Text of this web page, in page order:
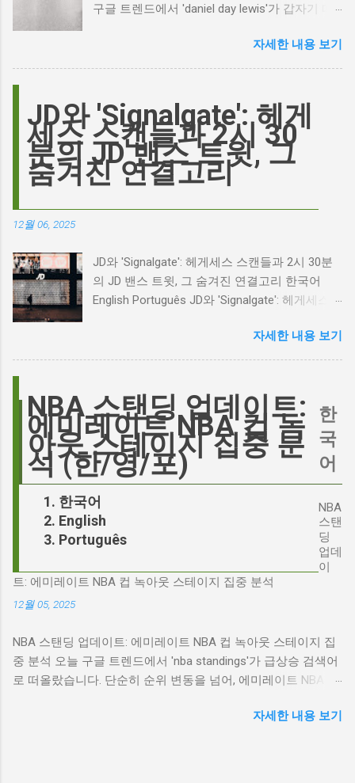
구글 트렌드에서 'daniel day lewis'가 갑자기 떠
이름이 왜 다시 사람들의 입에 오르내리는 걸까
요? 표면적으로는 마고 로비가 제작하고 주연을
이 그 시작입니다. 하지만 그 이면에는 '연기'라
는 예술에 대한 깊은 갈망과, 완벽주의를 향한
끊임없는 열망이 숨겨져 있습니다. Photo by
Plufow Le Studio on Unsplash 폭풍의 언덕, 그
리고 캐스팅 논쟁의 불씨 최근 몇 주 동안 영화
하는 동시에 우려를 표했습니다. 일부에서는 엘
로디의 이미지가 원작 속 히스클리프와는 다소
거리가 있다는 의견을 제시하며 캐스팅에 대한
한 비판에 대해 "기다려 보세요. 믿으세요. 분명
의 이미지가 원작과 부합하는지 여부를 넘어, 우
리가 '히스클리프'라는 인물에게 기대하는 바가
무엇인지, 그리고 배우가 그 기대를 어떻게 충족
시킬 수 있는지에 대한 근본적인 질문을 던집니
다. 다니엘 데이 루이스, '진정성'의 대명사 이 지
점에서 다니엘 데이 루이스의 이름이 등장하는
것은 결코 우연이 아닙니다. 그는 '메소드 연
기'의 극한을 보여주는 배우로서, 맡는 역할마다
완벽하게 몰입하여 실제 인물과 구분이 어려울
정도의 연기를 선보였습니다. <나의 왼발>에서
자세한 내용 보기
JD와 'Signalgate': 헤게
세스 스캔들과 2시 30
분의 JD 밴스 트윗, 그
숨겨진 연결고리
12월 06, 2025
JD와 'Signalgate': 헤게세스 스캔들과 2시 30분
의 JD 밴스 트윗, 그 숨겨진 연결고리 한국어
English Português JD와 'Signalgate': 헤게세스
연결고리 오늘의 구글 트렌드 인기 검색어 'jd'는
단순히 두 글자의 약자가 아닙니다. 최근 미국
'Signalgate' 스캔들과 깊숙이 연결되어 있습니
다. 폭스뉴스 진행자 피트 헤게세스(Pete
Hegseth)를 중심으로 벌어진 이 스캔들은 예상
치 못한 인물, JD 밴스(JD Vance)의 이름까지 소
환하며 파장을 일으키고 있습니다. 왜 'jd'가 갑자
들이 어떻게 얽혀있는 것일까요? 최대100%세일
오늘의 특가 'Signalgate' 스캔들: 피트 헤게세스
의 그림자 먼저 'Signalgate' 스캔들의 핵심 인물
인 피트 헤게세스부터 살펴봐야 합니다. 최근 공
개된 국방부 감사 보고서에 따르면, 헤게세스는
스의 행위가 윤리적으로 심각한 문제를 야기하
며, 군의 명예를 훼손할 수 있다고 지적합니다.
Photo by Samuel Regan-Asante on Unsplash
제는 여기서 끝나지 않았습니다. 스캔들이 터진
자세한 내용 보기
NBA 스탠딩 업데이트:
에미레이트 NBA 컵 녹
아웃 스테이지 집중 분
석 (한/영/포)
한국어
English
Português
한
국
어
NBA
스탠
딩
업데
이
트: 에미레이트 NBA 컵 녹아웃 스테이지 집중 분석
12월 05, 2025
NBA 스탠딩 업데이트: 에미레이트 NBA 컵 녹아웃 스테이지 집
중 분석 오늘 구글 트렌드에서 'nba standings'가 급상승 검색어
로 떠올랐습니다. 단순히 순위 변동을 넘어, 에미레이트 NBA 컵
받고 있습니다. 이번 포스팅에서는 NBA 컵 녹아웃 스테이지 관
자세한 내용 보기